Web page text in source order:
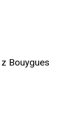
Bouygues